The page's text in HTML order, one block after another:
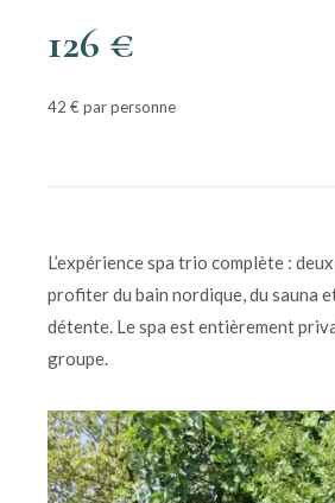
126 €
42 € par personne
L’expérience spa trio complète :
profiter du bain nordique, du sauna
détente. Le spa est entièrement
groupe.